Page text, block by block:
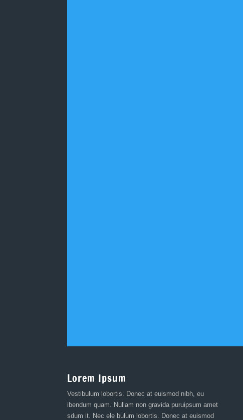
Lorem Ipsum
Vestibulum lobortis. Donec at euismod nibh, eu
ibendum quam. Nullam non gravida puruipsum amet
sdum it. Nec ele bulum lobortis. Donec at euismod